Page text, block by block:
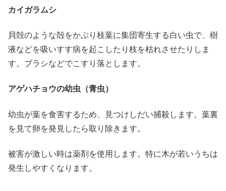
カイガラムシ
貝殻のような殻をかぶり枝葉に集団寄生する白い虫で、樹
液などを吸いすす病を起こしたり枝を枯れさせたりしま
す。ブラシなどでこすり落とします。
アゲハチョウの幼虫（青虫）
幼虫が葉を食害するため、見つけしだい捕殺します。葉裏
を見て卵を発見したら取り除きます。
被害が激しい時は薬剤を使用します。特に木が若いうちは
発生しやすくなります。